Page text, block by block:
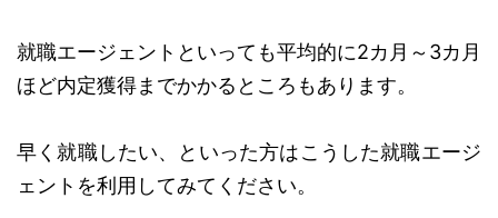
就職エージェントといっても平均的に2カ月～3カ月
ほど内定獲得までかかるところもあります。
早く就職したい、といった方はこうした就職エージ
ェントを利用してみてください。